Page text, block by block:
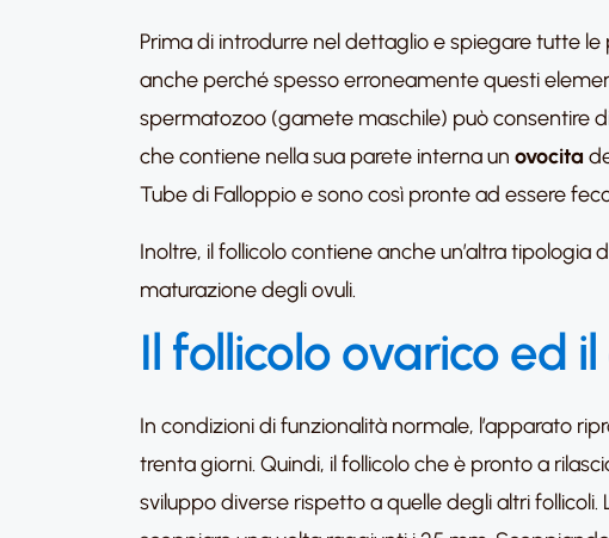
Prima di introdurre nel dettaglio e spiegare tutte
anche perché spesso erroneamente questi
spermatozoo (gamete maschile) può consentire
che contiene nella sua parete interna un ovocita
Tube di Falloppio e sono così pronte ad essere
Inoltre, il follicolo contiene anche un’altra
maturazione degli ovuli.
Il follicolo ovarico ed
In condizioni di funzionalità normale, l’apparato
trenta giorni. Quindi, il follicolo che è pronto a
sviluppo diverse rispetto a quelle degli altri